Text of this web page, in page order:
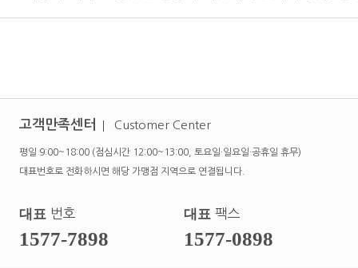
고객만족센터 Customer Center
평일 9:00~18:00 (점심시간 12:00~13:00, 토요일·일요일·공휴일 휴무)
대표번호로 전화하시면 해당 가맹점 지역으로 연결됩니다.
대표 번호
1577-7898
대표 팩스
1577-0898